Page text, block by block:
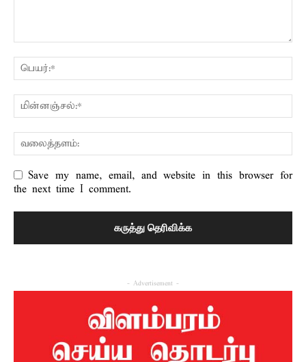
Save my name, email, and website in this browser for
the next time I comment.
- Advertisement -